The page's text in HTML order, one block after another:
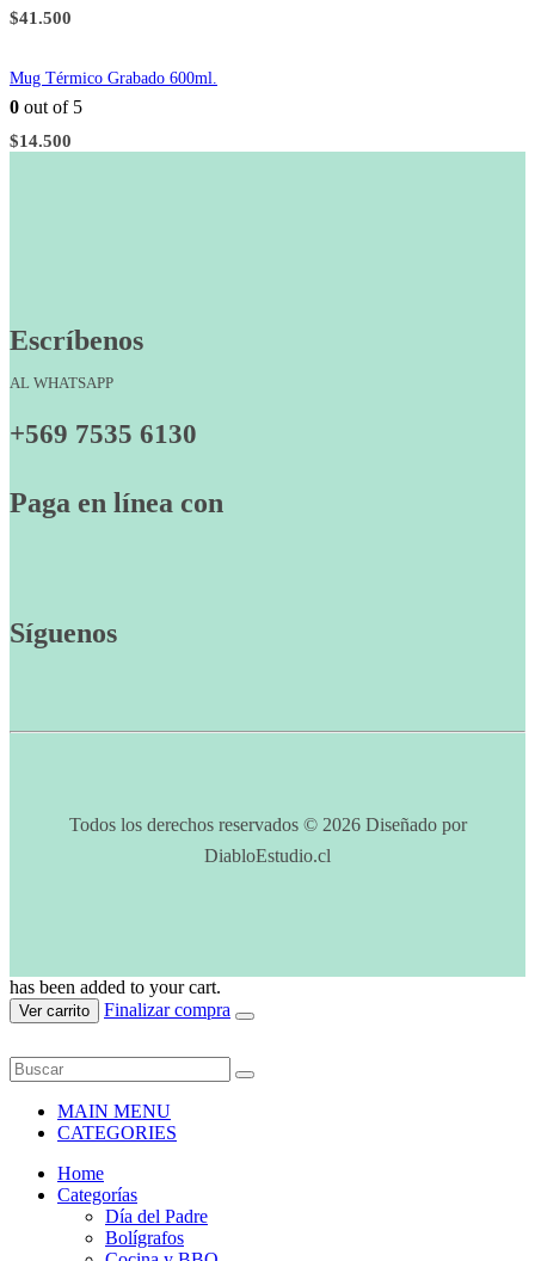
$41.500
Mug Térmico Grabado 600ml.
0 out of 5
$14.500
Escríbenos
AL WHATSAPP
+569 7535 6130
Paga en línea con
Síguenos
Todos los derechos reservados © 2026 Diseñado por
DiabloEstudio.cl
has been added to your cart.
Ver carrito Finalizar compra
MAIN MENU
CATEGORIES
Home
Categorías
Día del Padre
Bolígrafos